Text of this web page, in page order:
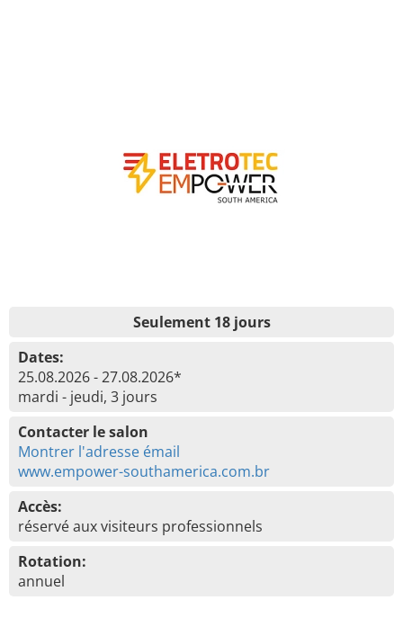
Seulement 18 jours
Dates:
25.08.2026 - 27.08.2026*
mardi - jeudi, 3 jours
Contacter le salon
Montrer l'adresse émail
www.empower-southamerica.com.br
Accès:
réservé aux visiteurs professionnels
Rotation:
annuel